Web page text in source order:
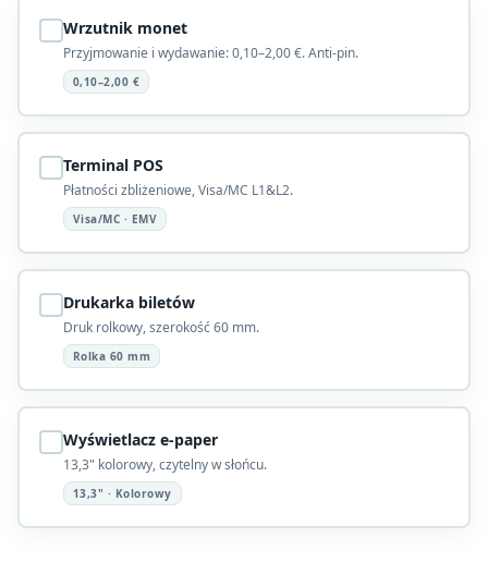
Wrzutnik monet
Przyjmowanie i wydawanie: 0,10–2,00 €. Anti-pin.
0,10–2,00 €
Terminal POS
Płatności zbliżeniowe, Visa/MC L1&L2.
Visa/MC · EMV
Drukarka biletów
Druk rolkowy, szerokość 60 mm.
Rolka 60 mm
Wyświetlacz e-paper
13,3" kolorowy, czytelny w słońcu.
13,3" · Kolorowy